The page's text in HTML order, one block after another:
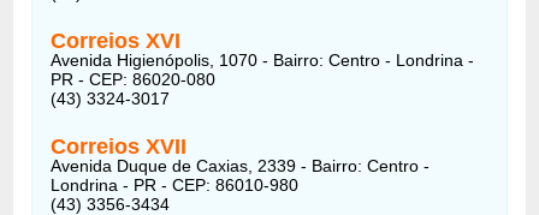
Correios XVI
Avenida Higienópolis, 1070 - Bairro: Centro - Londrina -
PR - CEP: 86020-080
(43) 3324-3017
Correios XVII
Avenida Duque de Caxias, 2339 - Bairro: Centro -
Londrina - PR - CEP: 86010-980
(43) 3356-3434